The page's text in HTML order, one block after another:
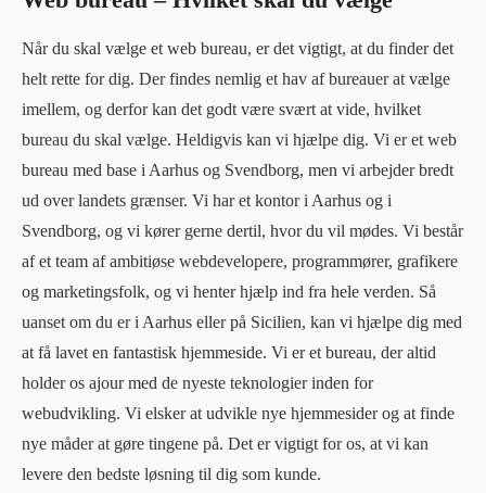
Når du skal vælge et web bureau, er det vigtigt, at du finder det
helt rette for dig. Der findes nemlig et hav af bureauer at vælge
imellem, og derfor kan det godt være svært at vide, hvilket
bureau du skal vælge. Heldigvis kan vi hjælpe dig. Vi er et web
bureau med base i Aarhus og Svendborg, men vi arbejder bredt
ud over landets grænser. Vi har et kontor i Aarhus og i
Svendborg, og vi kører gerne dertil, hvor du vil mødes. Vi består
af et team af ambitiøse webdevelopere, programmører, grafikere
og marketingsfolk, og vi henter hjælp ind fra hele verden. Så
uanset om du er i Aarhus eller på Sicilien, kan vi hjælpe dig med
at få lavet en fantastisk hjemmeside. Vi er et bureau, der altid
holder os ajour med de nyeste teknologier inden for
webudvikling. Vi elsker at udvikle nye hjemmesider og at finde
nye måder at gøre tingene på. Det er vigtigt for os, at vi kan
levere den bedste løsning til dig som kunde.